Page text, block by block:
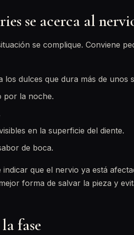
se acerca al
se complique. Conviene
los dulces que dura más de unos
por la noche.
en la superficie del diente.
de boca.
que el nervio ya está
forma de salvar la pieza y
fase